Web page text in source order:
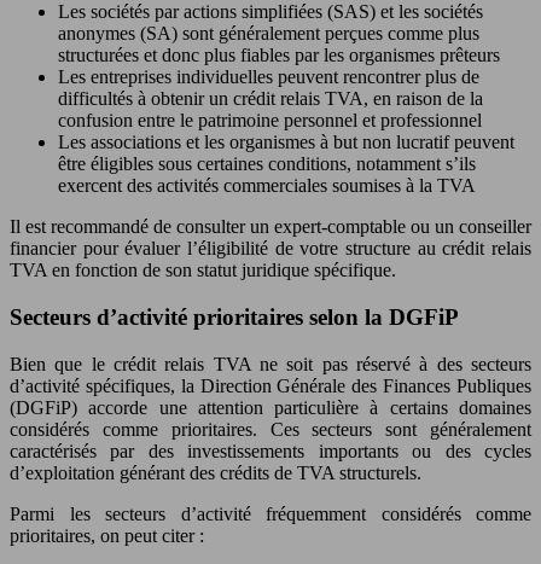
Les sociétés par actions simplifiées (SAS) et les sociétés
anonymes (SA) sont généralement perçues comme plus
structurées et donc plus fiables par les organismes prêteurs
Les entreprises individuelles peuvent rencontrer plus de
difficultés à obtenir un crédit relais TVA, en raison de la
confusion entre le patrimoine personnel et professionnel
Les associations et les organismes à but non lucratif peuvent
être éligibles sous certaines conditions, notamment s’ils
exercent des activités commerciales soumises à la TVA
Il est recommandé de consulter un expert-comptable ou un conseiller
financier pour évaluer l’éligibilité de votre structure au crédit relais
TVA en fonction de son statut juridique spécifique.
Secteurs d’activité prioritaires selon la DGFiP
Bien que le crédit relais TVA ne soit pas réservé à des secteurs
d’activité spécifiques, la Direction Générale des Finances Publiques
(DGFiP) accorde une attention particulière à certains domaines
considérés comme prioritaires. Ces secteurs sont généralement
caractérisés par des investissements importants ou des cycles
d’exploitation générant des crédits de TVA structurels.
Parmi les secteurs d’activité fréquemment considérés comme
prioritaires, on peut citer :